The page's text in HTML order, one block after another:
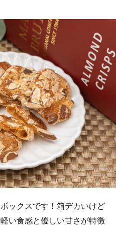
ックスです！箱デカいけど
い食感と優しい甘さが特徴